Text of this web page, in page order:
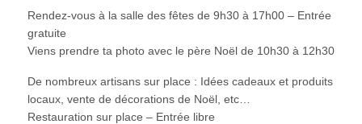
Rendez-vous à la salle des fêtes de 9h30 à 17h00 – Entrée
gratuite
Viens prendre ta photo avec le père Noël de 10h30 à 12h30
De nombreux artisans sur place : Idées cadeaux et produits
locaux, vente de décorations de Noël, etc…
Restauration sur place – Entrée libre